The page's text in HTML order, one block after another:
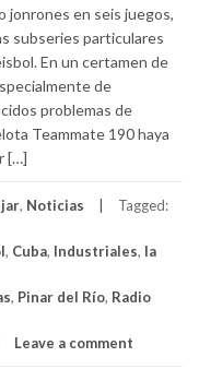
jonrones en seis juegos,
subseries particulares
En un certamen de
de
problemas de
Teammate 190 haya
[…]
, Noticias Tagged:
, Cuba, Industriales, la
, Pinar del Río, Radio
Leave a comment